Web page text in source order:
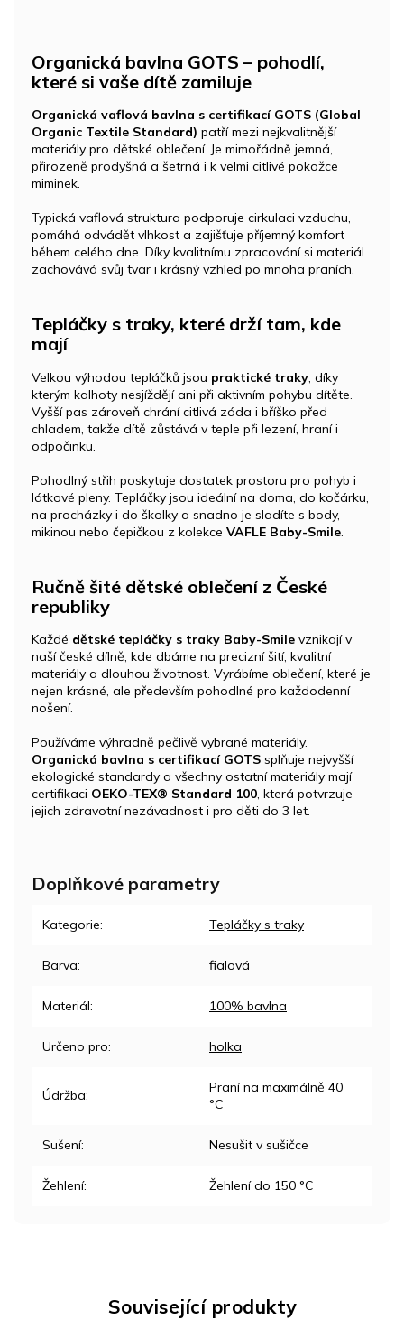
Související produkty
Organická bavlna GOTS – pohodlí,
které si vaše dítě zamiluje
Organická vaflová bavlna s certifikací GOTS (Global
Organic Textile Standard) patří mezi nejkvalitnější
materiály pro dětské oblečení. Je mimořádně jemná,
přirozeně prodyšná a šetrná i k velmi citlivé pokožce
miminek.
Typická vaflová struktura podporuje cirkulaci vzduchu,
pomáhá odvádět vlhkost a zajišťuje příjemný komfort
během celého dne. Díky kvalitnímu zpracování si materiál
zachovává svůj tvar i krásný vzhled po mnoha praních.
Tepláčky s traky, které drží tam, kde
mají
Velkou výhodou tepláčků jsou praktické traky, díky
kterým kalhoty nesjíždějí ani při aktivním pohybu dítěte.
Vyšší pas zároveň chrání citlivá záda i bříško před
chladem, takže dítě zůstává v teple při lezení, hraní i
odpočinku.
Pohodlný střih poskytuje dostatek prostoru pro pohyb i
látkové pleny. Tepláčky jsou ideální na doma, do kočárku,
na procházky i do školky a snadno je sladíte s body,
mikinou nebo čepičkou z kolekce VAFLE Baby-Smile.
Ručně šité dětské oblečení z České
republiky
Každé dětské tepláčky s traky Baby-Smile vznikají v
naší české dílně, kde dbáme na precizní šití, kvalitní
materiály a dlouhou životnost. Vyrábíme oblečení, které je
nejen krásné, ale především pohodlné pro každodenní
nošení.
Používáme výhradně pečlivě vybrané materiály.
Organická bavlna s certifikací GOTS splňuje nejvyšší
ekologické standardy a všechny ostatní materiály mají
certifikaci OEKO-TEX® Standard 100, která potvrzuje
jejich zdravotní nezávadnost i pro děti do 3 let.
Doplňkové parametry
Kategorie: Tepláčky s traky
Barva: fialová
Materiál: 100% bavlna
Určeno pro: holka
Údržba:
Praní na maximálně 40
°C
Sušení: Nesušit v sušičce
Žehlení: Žehlení do 150 °C